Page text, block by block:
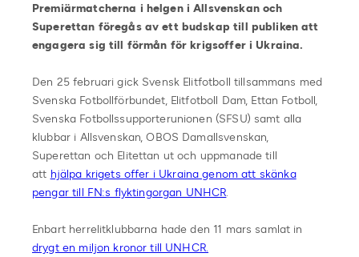
Premiärmatcherna i helgen i Allsvenskan och
Superettan föregås av ett budskap till publiken att
engagera sig till förmån för krigsoffer i Ukraina.
Den 25 februari gick Svensk Elitfotboll tillsammans med
Svenska Fotbollförbundet, Elitfotboll Dam, Ettan Fotboll,
Svenska Fotbollssupporterunionen (SFSU) samt alla
klubbar i Allsvenskan, OBOS Damallsvenskan,
Superettan och Elitettan ut och uppmanade till
att hjälpa krigets offer i Ukraina genom att skänka
pengar till FN:s flyktingorgan UNHCR.
Enbart herrelitklubbarna hade den 11 mars samlat in
drygt en miljon kronor till UNHCR.